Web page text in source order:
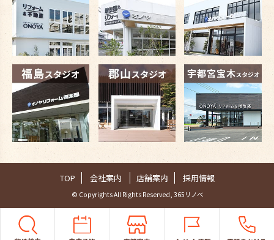
TOP 会社案内 店舗案内 採用情報
© Copyrights All Rights Reserved, 365リノベ